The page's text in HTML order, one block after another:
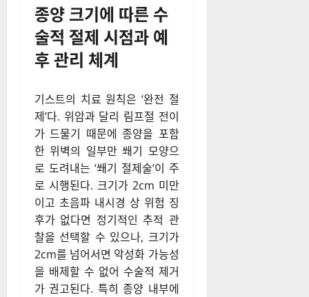
종양 크기에 따른 수
술적 절제 시점과 예
후 관리 체계
기스트의 치료 원칙은 ‘완전 절
제’다. 위암과 달리 림프절 전이
가 드물기 때문에 종양을 포함
한 위벽의 일부만 쐐기 모양으
로 도려내는 ‘쐐기 절제술’이 주
로 시행된다. 크기가 2cm 미만
이고 초음파 내시경 상 위험 징
후가 없다면 정기적인 추적 관
찰을 선택할 수 있으나, 크기가
2cm를 넘어서면 악성화 가능성
을 배제할 수 없어 수술적 제거
가 권고된다. 특히 종양 내부에